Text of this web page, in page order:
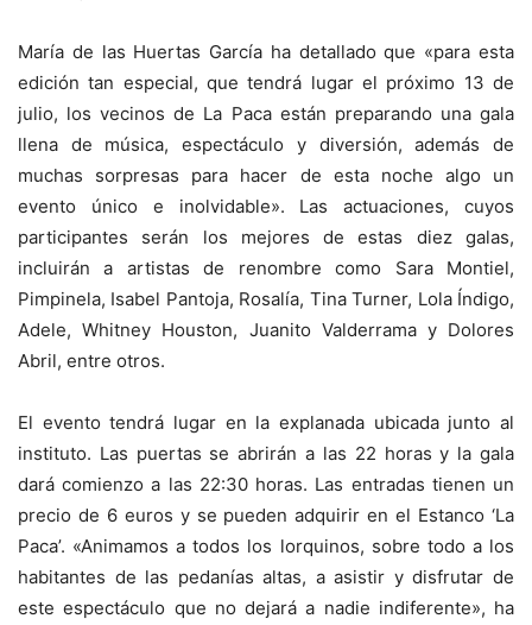
María de las Huertas García ha detallado que «para esta
edición tan especial, que tendrá lugar el próximo 13 de
julio, los vecinos de La Paca están preparando una gala
llena de música, espectáculo y diversión, además de
muchas sorpresas para hacer de esta noche algo un
evento único e inolvidable». Las actuaciones, cuyos
participantes serán los mejores de estas diez galas,
incluirán a artistas de renombre como Sara Montiel,
Pimpinela, Isabel Pantoja, Rosalía, Tina Turner, Lola Índigo,
Adele, Whitney Houston, Juanito Valderrama y Dolores
Abril, entre otros.
El evento tendrá lugar en la explanada ubicada junto al
instituto. Las puertas se abrirán a las 22 horas y la gala
dará comienzo a las 22:30 horas. Las entradas tienen un
precio de 6 euros y se pueden adquirir en el Estanco ‘La
Paca’. «Animamos a todos los lorquinos, sobre todo a los
habitantes de las pedanías altas, a asistir y disfrutar de
este espectáculo que no dejará a nadie indiferente», ha